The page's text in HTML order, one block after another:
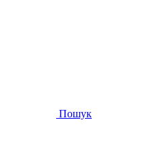
Пошук